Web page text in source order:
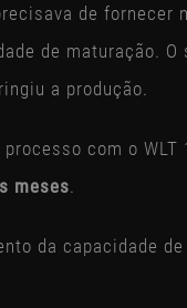
de fornecer
de maturação.
a produção.
com o
meses
da capacidade